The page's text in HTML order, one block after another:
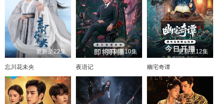
更新至22集
忘川花未央
更新至10集
夜语记
更新至12集
幽宅奇谭